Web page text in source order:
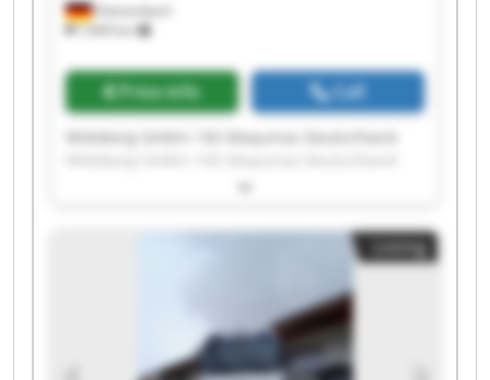
Dietzenbach
7,849 km
Price info Call
Widoberg GmbH / NS Maquinas Deutschland
Widoberg GmbH / NS Maquinas Deutschland
Widoberg GmbH / NS Maquinas Deutschland
Widoberg GmbH / NS Maquinas Deutschland
Widoberg GmbH / NS Maquinas Deutschland
Widoberg GmbH / NS Maquinas Deutschland
Widoberg GmbH / NS Maquinas Deutschland
Widoberg GmbH / NS Maquinas Deutschland
Widoberg GmbH / NS Maquinas Deutschland
Listing